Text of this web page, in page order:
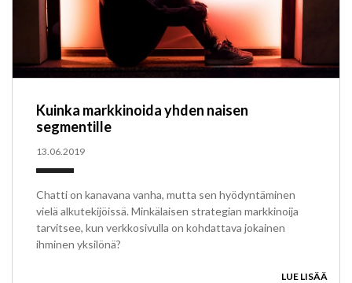
Kuinka markkinoida yhden naisen
segmentille
13.06.2019
Chatti on kanavana vanha, mutta sen hyödyntäminen
vielä alkutekijöissä. Minkälaisen strategian markkinoija
tarvitsee, kun verkkosivulla on kohdattava jokainen
ihminen yksilönä?
LUE LISÄÄ